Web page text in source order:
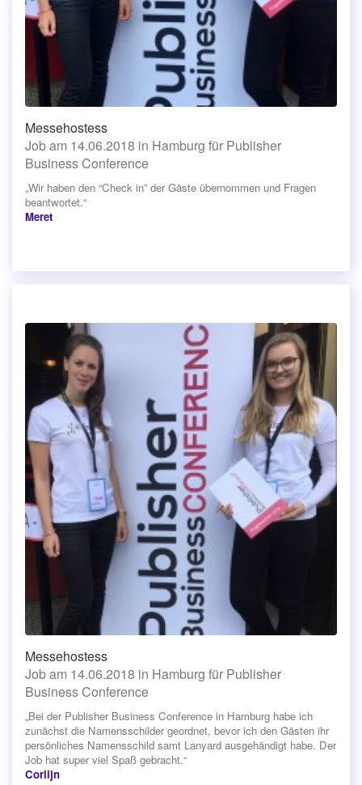
Messehostess
Job am 14.06.2018 in Hamburg für Publisher
Business Conference
„Wir haben den “Check in” der Gäste übernommen und Fragen
beantwortet.“
Meret
Messehostess
Job am 14.06.2018 in Hamburg für Publisher
Business Conference
„Bei der Publisher Business Conference in Hamburg habe ich
zunächst die Namensschilder geordnet, bevor ich den Gästen ihr
persönliches Namensschild samt Lanyard ausgehändigt habe. Der
Job hat super viel Spaß gebracht.“
Corlijn